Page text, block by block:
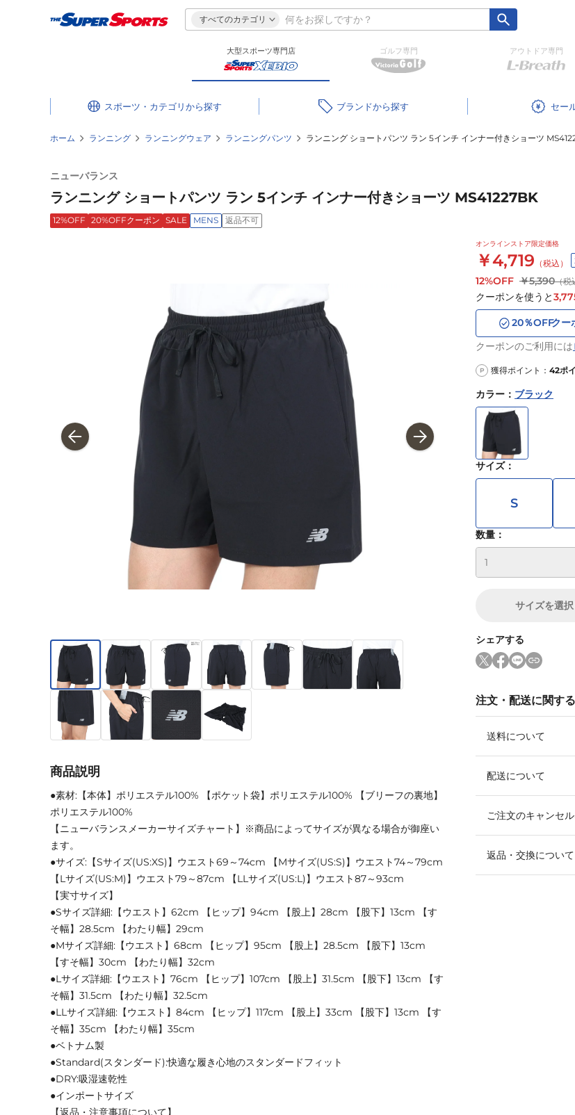
すべてのカテゴリ
大型スポーツ専門店 ゴルフ専門 アウトドア専門
スポーツ・カテゴリ ブランド セー
ホーム ランニング ランニングウェア ランニングパンツ ランニング ショートパンツ ラン 5インチ インナー付きショーツ
ニューバランス
ランニング ショートパンツ ラン 5インチ インナー付きショーツ MS41227BK
12%OFF 20%OFFクーポン SALE MENS 返品不可
オンラインストア限定価格
￥4,719 （税込）
12%OFF ￥5,390（税
クーポンを使うと
20％OFFクー
クーポンのご利用には
P 獲得ポイント： 42ポ
カラー ： ブラック
サイズ：
S
数量：
サイズを選
シェアする
注文・配送に関す
送料について
配送について
ご注文のキャンセ
返品・交換について
商品説明
●素材:【本体】ポリエステル100% 【ポケット袋】ポリエステル100% 【ブリーフの裏地】
ポリエステル100%
【ニューバランスメーカーサイズチャート】※商品によってサイズが異なる場合が御座い
ます。
●サイズ:【Sサイズ(US:XS)】ウエスト69～74cm 【Mサイズ(US:S)】ウエスト74～79cm
【Lサイズ(US:M)】ウエスト79～87cm 【LLサイズ(US:L)】ウエスト87～93cm
【実寸サイズ】
●Sサイズ詳細:【ウエスト】62cm 【ヒップ】94cm 【股上】28cm 【股下】13cm 【す
そ幅】28.5cm 【わたり幅】29cm
●Mサイズ詳細:【ウエスト】68cm 【ヒップ】95cm 【股上】28.5cm 【股下】13cm
【すそ幅】30cm 【わたり幅】32cm
●Lサイズ詳細:【ウエスト】76cm 【ヒップ】107cm 【股上】31.5cm 【股下】13cm 【す
そ幅】31.5cm 【わたり幅】32.5cm
●LLサイズ詳細:【ウエスト】84cm 【ヒップ】117cm 【股上】33cm 【股下】13cm 【す
そ幅】35cm 【わたり幅】35cm
●ベトナム製
●Standard(スタンダード):快適な履き心地のスタンダードフィット
●DRY:吸湿速乾性
●インポートサイズ
【返品・注意事項について】